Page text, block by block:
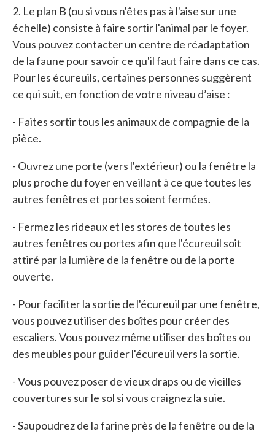
2. Le plan B (ou si vous n'êtes pas à l'aise sur une
échelle) consiste à faire sortir l'animal par le foyer.
Vous pouvez contacter un centre de réadaptation
de la faune pour savoir ce qu'il faut faire dans ce cas.
Pour les écureuils, certaines personnes suggèrent
ce qui suit, en fonction de votre niveau d’aise :
- Faites sortir tous les animaux de compagnie de la
pièce.
- Ouvrez une porte (vers l'extérieur) ou la fenêtre la
plus proche du foyer en veillant à ce que toutes les
autres fenêtres et portes soient fermées.
- Fermez les rideaux et les stores de toutes les
autres fenêtres ou portes afin que l'écureuil soit
attiré par la lumière de la fenêtre ou de la porte
ouverte.
- Pour faciliter la sortie de l'écureuil par une fenêtre,
vous pouvez utiliser des boîtes pour créer des
escaliers. Vous pouvez même utiliser des boîtes ou
des meubles pour guider l'écureuil vers la sortie.
- Vous pouvez poser de vieux draps ou de vieilles
couvertures sur le sol si vous craignez la suie.
- Saupoudrez de la farine près de la fenêtre ou de la